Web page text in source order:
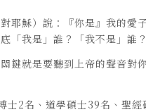
耶穌）說：『你是』我的
「我是」誰？「我不是」誰？
鍵就是要聽到上帝的聲音
士2名、道學碩士39名、聖